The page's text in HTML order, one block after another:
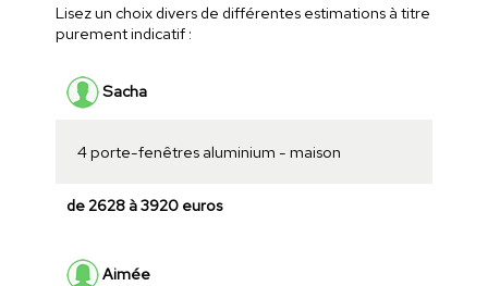
Lisez un choix divers de différentes estimations à titre
purement indicatif :
Sacha
4 porte-fenêtres aluminium - maison
de 2628 à 3920 euros
Aimée